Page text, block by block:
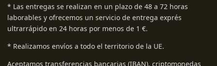
* Las entregas se realizan en un plazo de 48 a 72 horas
laborables y ofrecemos un servicio de entrega exprés
ultrarrápido en 24 horas por menos de 1 €.
* Realizamos envíos a todo el territorio de la UE.
Aceptamos transferencias bancarias (IBAN), criptomonedas